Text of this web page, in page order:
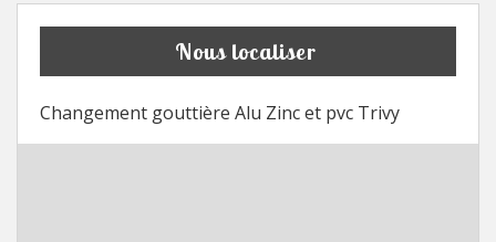
Nous localiser
Changement gouttière Alu Zinc et pvc Trivy